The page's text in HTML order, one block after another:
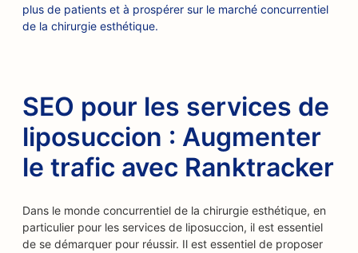
plus de patients et à prospérer sur le marché concurrentiel
de la chirurgie esthétique.
SEO pour les services de
liposuccion : Augmenter
le trafic avec Ranktracker
Dans le monde concurrentiel de la chirurgie esthétique, en
particulier pour les services de liposuccion, il est essentiel
de se démarquer pour réussir. Il est essentiel de proposer